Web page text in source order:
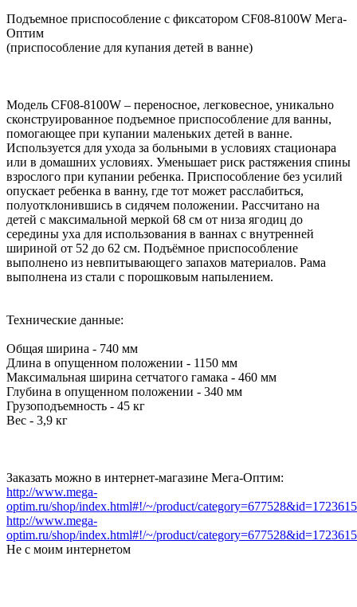
Подъемное приспособление с фиксатором CF08-8100W Мега-
Оптим
(приспособление для купания детей в ванне)
Модель CF08-8100W – переносное, легковесное, уникально
сконструированное подъемное приспособление для ванны,
помогающее при купании маленьких детей в ванне.
Используется для ухода за больными в условиях стационара
или в домашних условиях. Уменьшает риск растяжения спины
взрослого при купании ребенка. Приспособление без усилий
опускает ребенка в ванну, где тот может расслабиться,
полуотклонившись в сидячем положении. Рассчитано на
детей с максимальной меркой 68 см от низа ягодиц до
середины уха для использования в ваннах с внутренней
шириной от 52 до 62 см. Подъёмное приспособление
выполнено из невпитывающего запахов материалов. Рама
выполнена из стали с порошковым напылением.
Технические данные:
Общая ширина - 740 мм
Длина в опущенном положении - 1150 мм
Максимальная ширина сетчатого гамака - 460 мм
Глубина в опущенном положении - 340 мм
Грузоподъемность - 45 кг
Вес - 3,9 кг
Заказать можно в интернет-магазине Мега-Оптим:
http://www.mega-
optim.ru/shop/index.html#!/~/product/
http://www.mega-
optim.ru/shop/index.html#!/~/product/
Не с моим интернетом